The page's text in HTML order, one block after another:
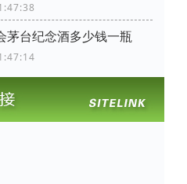
茅台纪念酒多少钱一瓶